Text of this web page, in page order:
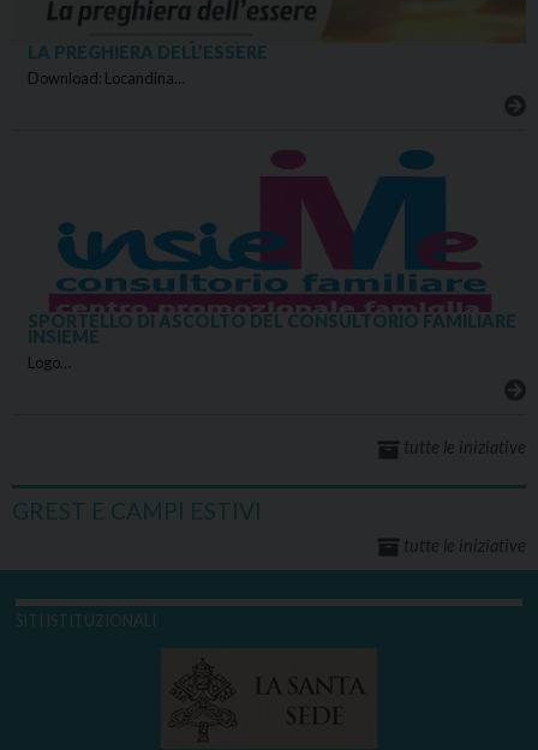
LA PREGHIERA DELL’ESSERE
Download: Locandina…
SPORTELLO DI ASCOLTO DEL CONSULTORIO FAMILIARE
INSIEME
Logo…
tutte le iniziative
GREST E CAMPI ESTIVI
tutte le iniziative
SITI ISTITUZIONALI